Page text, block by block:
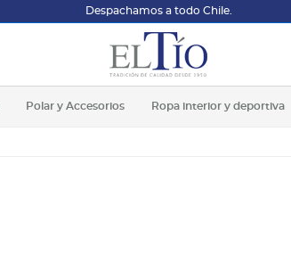
Despachamos a todo Chile.
Polar y Accesorios Ropa interior y deportiva